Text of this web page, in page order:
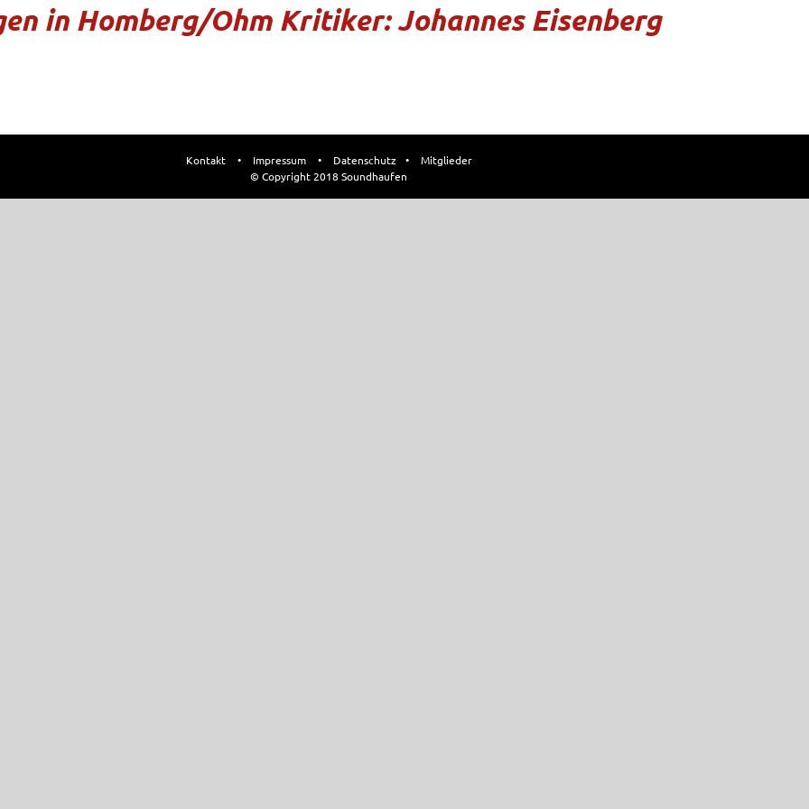
in Homberg/Ohm Kritiker: Johannes Eisenberg
Kontakt • Impressum • Datenschutz •
Mitglieder
© Copyright 2018 Soundhaufen